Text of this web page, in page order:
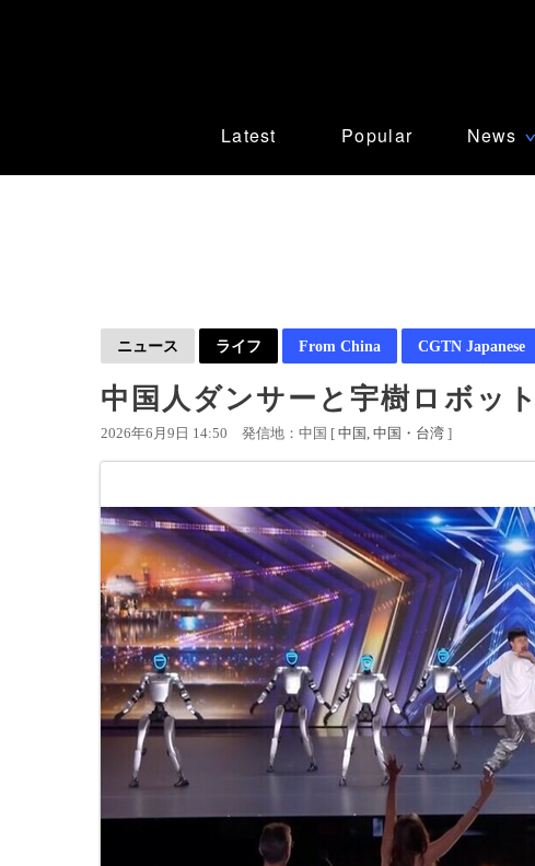
Latest Popular News ∨
ニュース ライフ From China CGTN Japanese
中国人ダンサーと宇樹ロボッ
2026年6月9日 14:50 発信地：中国 [ 中国 中国・台湾 ]